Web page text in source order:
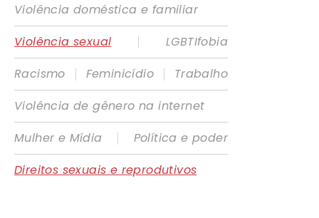
Violência doméstica e familiar
Violência sexual
|
LGBTIfobia
Racismo
| Feminicídio |
Trabalho
Violência de gênero na internet
Mulher e Mídia
|
Política e poder
Direitos sexuais e reprodutivos